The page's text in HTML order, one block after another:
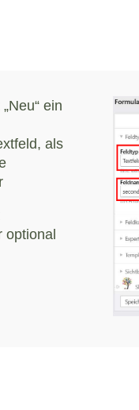
ein
als
optional